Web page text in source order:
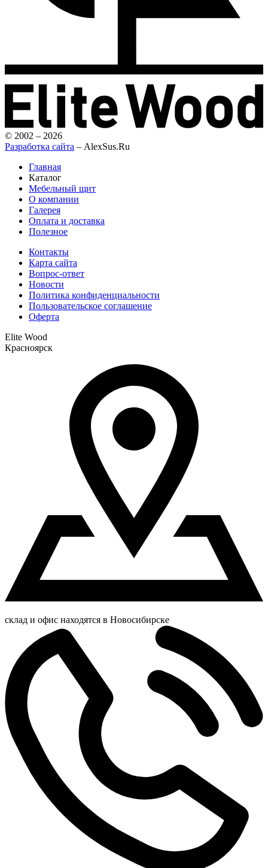
© 2002 – 2026
Разработка сайта – AlexSus.Ru
Главная
Каталог
Мебельный щит
О компании
Галерея
Оплата и доставка
Полезное
Контакты
Карта сайта
Вопрос-ответ
Новости
Политика конфиденциальности
Пользовательское соглашение
Оферта
Elite Wood
Красноярск
склад и офис находятся в Новосибирске